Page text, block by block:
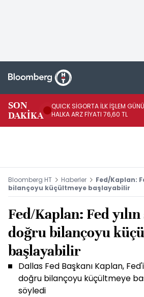
SON
DAKİKA
QUICK SİGORTA İLK İŞLEM
HALKA ARZ FİYATI 76,60 TL
Bloomberg HT Haberler
Fed/Kaplan:
bilançoyu küçültmeye başlayabilir
Fed/Kaplan: Fed
doğru bilançoyu
başlayabilir
Dallas Fed Başkanı Kaplan,
doğru bilançoyu küçültmeye
söyledi